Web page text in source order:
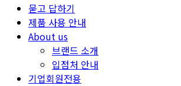
묻고 답하기
제품 사용 안내
About us
브랜드 소개
입점처 안내
기업회원전용